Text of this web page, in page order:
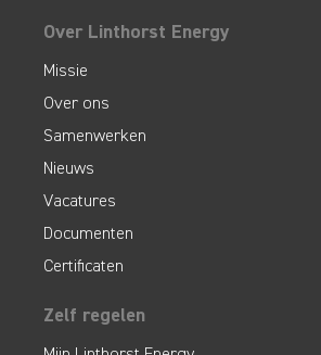
Over Linthorst Energy
Missie
Over ons
Samenwerken
Nieuws
Vacatures
Documenten
Certificaten
Zelf regelen